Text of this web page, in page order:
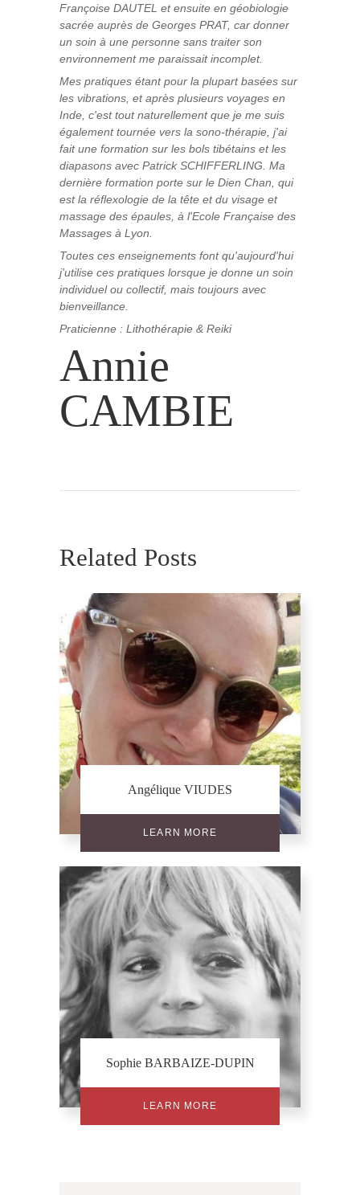
Françoise DAUTEL et ensuite en géobiologie
sacrée auprès de Georges PRAT, car donner
un soin à une personne sans traiter son
environnement me paraissait incomplet.
Mes pratiques étant pour la plupart basées sur
les vibrations, et après plusieurs voyages en
Inde, c'est tout naturellement que je me suis
également tournée vers la sono-thérapie, j'ai
fait une formation sur les bols tibétains et les
diapasons avec Patrick SCHIFFERLING. Ma
dernière formation porte sur le Dien Chan, qui
est la réflexologie de la tête et du visage et
massage des épaules, à l'Ecole Française des
Massages à Lyon.
Toutes ces enseignements font qu'aujourd'hui
j'utilise ces pratiques lorsque je donne un soin
individuel ou collectif, mais toujours avec
bienveillance.
Praticienne : Lithothérapie & Reiki
Annie
CAMBIE
Related Posts
Angélique VIUDES
LEARN MORE
Sophie BARBAIZE-DUPIN
LEARN MORE